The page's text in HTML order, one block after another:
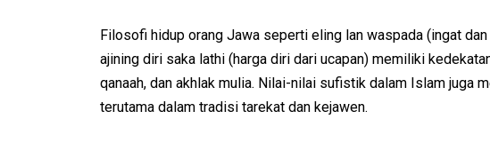
Filosofi hidup orang Jawa seperti eling lan waspada (ingat
ajining diri saka lathi (harga diri dari ucapan) memiliki
qanaah, dan akhlak mulia. Nilai-nilai sufistik dalam Islam juga
terutama dalam tradisi tarekat dan kejawen.